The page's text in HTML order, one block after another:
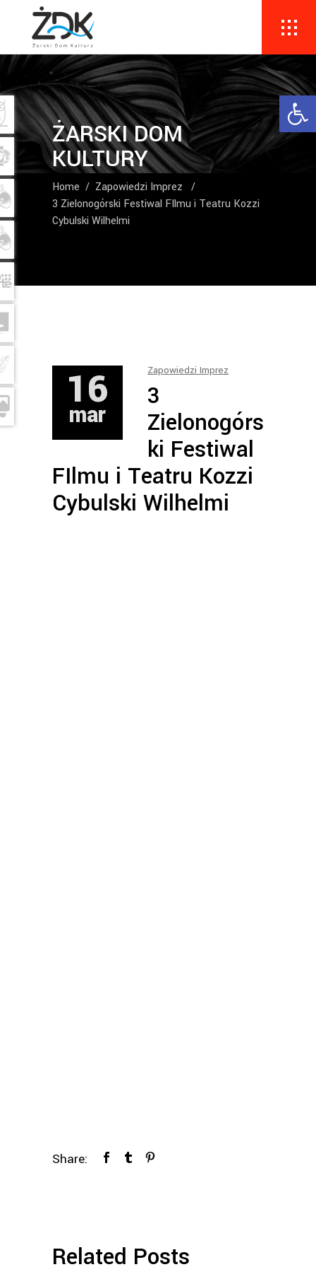
ŻARSKI DOM
KULTURY
Home / Zapowiedzi Imprez
/
3 Zielonogórski Festiwal FIlmu i Teatru Kozzi
Cybulski Wilhelmi
16
mar
Zapowiedzi Imprez
3
Zielonogórs
ki Festiwal
FIlmu i Teatru Kozzi
Cybulski Wilhelmi
Share:
Related Posts